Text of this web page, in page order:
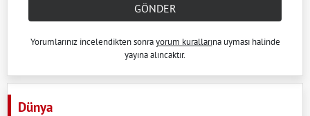
GÖNDER
Yorumlarınız incelendikten sonrayorum kurallarına uyması halinde
yayına alıncaktır.
Dünya